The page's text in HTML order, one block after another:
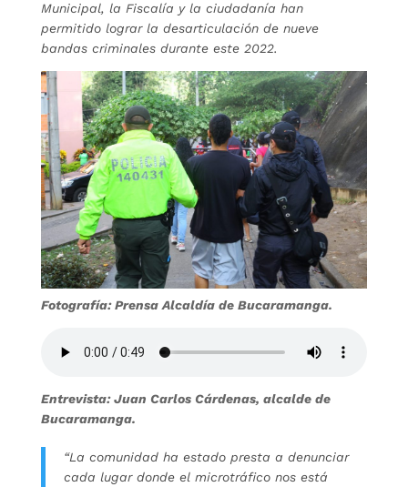
Municipal, la Fiscalía y la ciudadanía han
permitido lograr la desarticulación de nueve
bandas criminales durante este 2022.
Fotografía: Prensa Alcaldía de Bucaramanga.
Entrevista: Juan Carlos Cárdenas, alcalde de
Bucaramanga.
“La comunidad ha estado presta a denunciar
cada lugar donde el microtráfico nos está